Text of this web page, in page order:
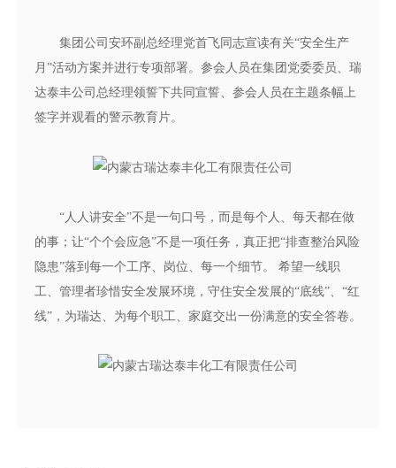
集团公司安环副总经理党首飞同志宣读有关“安全生产
月”活动方案并进行专项部署。参会人员在集团党委委员、瑞
达泰丰公司总经理领誓下共同宣誓、参会人员在主题条幅上
签字并观看的警示教育片。
“人人讲安全”不是一句口号，而是每个人、每天都在做
的事；让“个个会应急”不是一项任务，真正把“排查整治风险
隐患”落到每一个工序、岗位、每一个细节。 希望一线职
工、管理者珍惜安全发展环境，守住安全发展的“底线”、“红
线”，为瑞达、为每个职工、家庭交出一份满意的安全答卷。